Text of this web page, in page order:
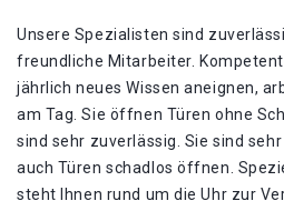
Unsere Spezialisten sind
freundliche Mitarbeiter.
jährlich neues Wissen aneignen,
am Tag. Sie öffnen Türen ohne
sind sehr zuverlässig. Sie sind
auch Türen schadlos öffnen.
steht Ihnen rund um die Uhr zur